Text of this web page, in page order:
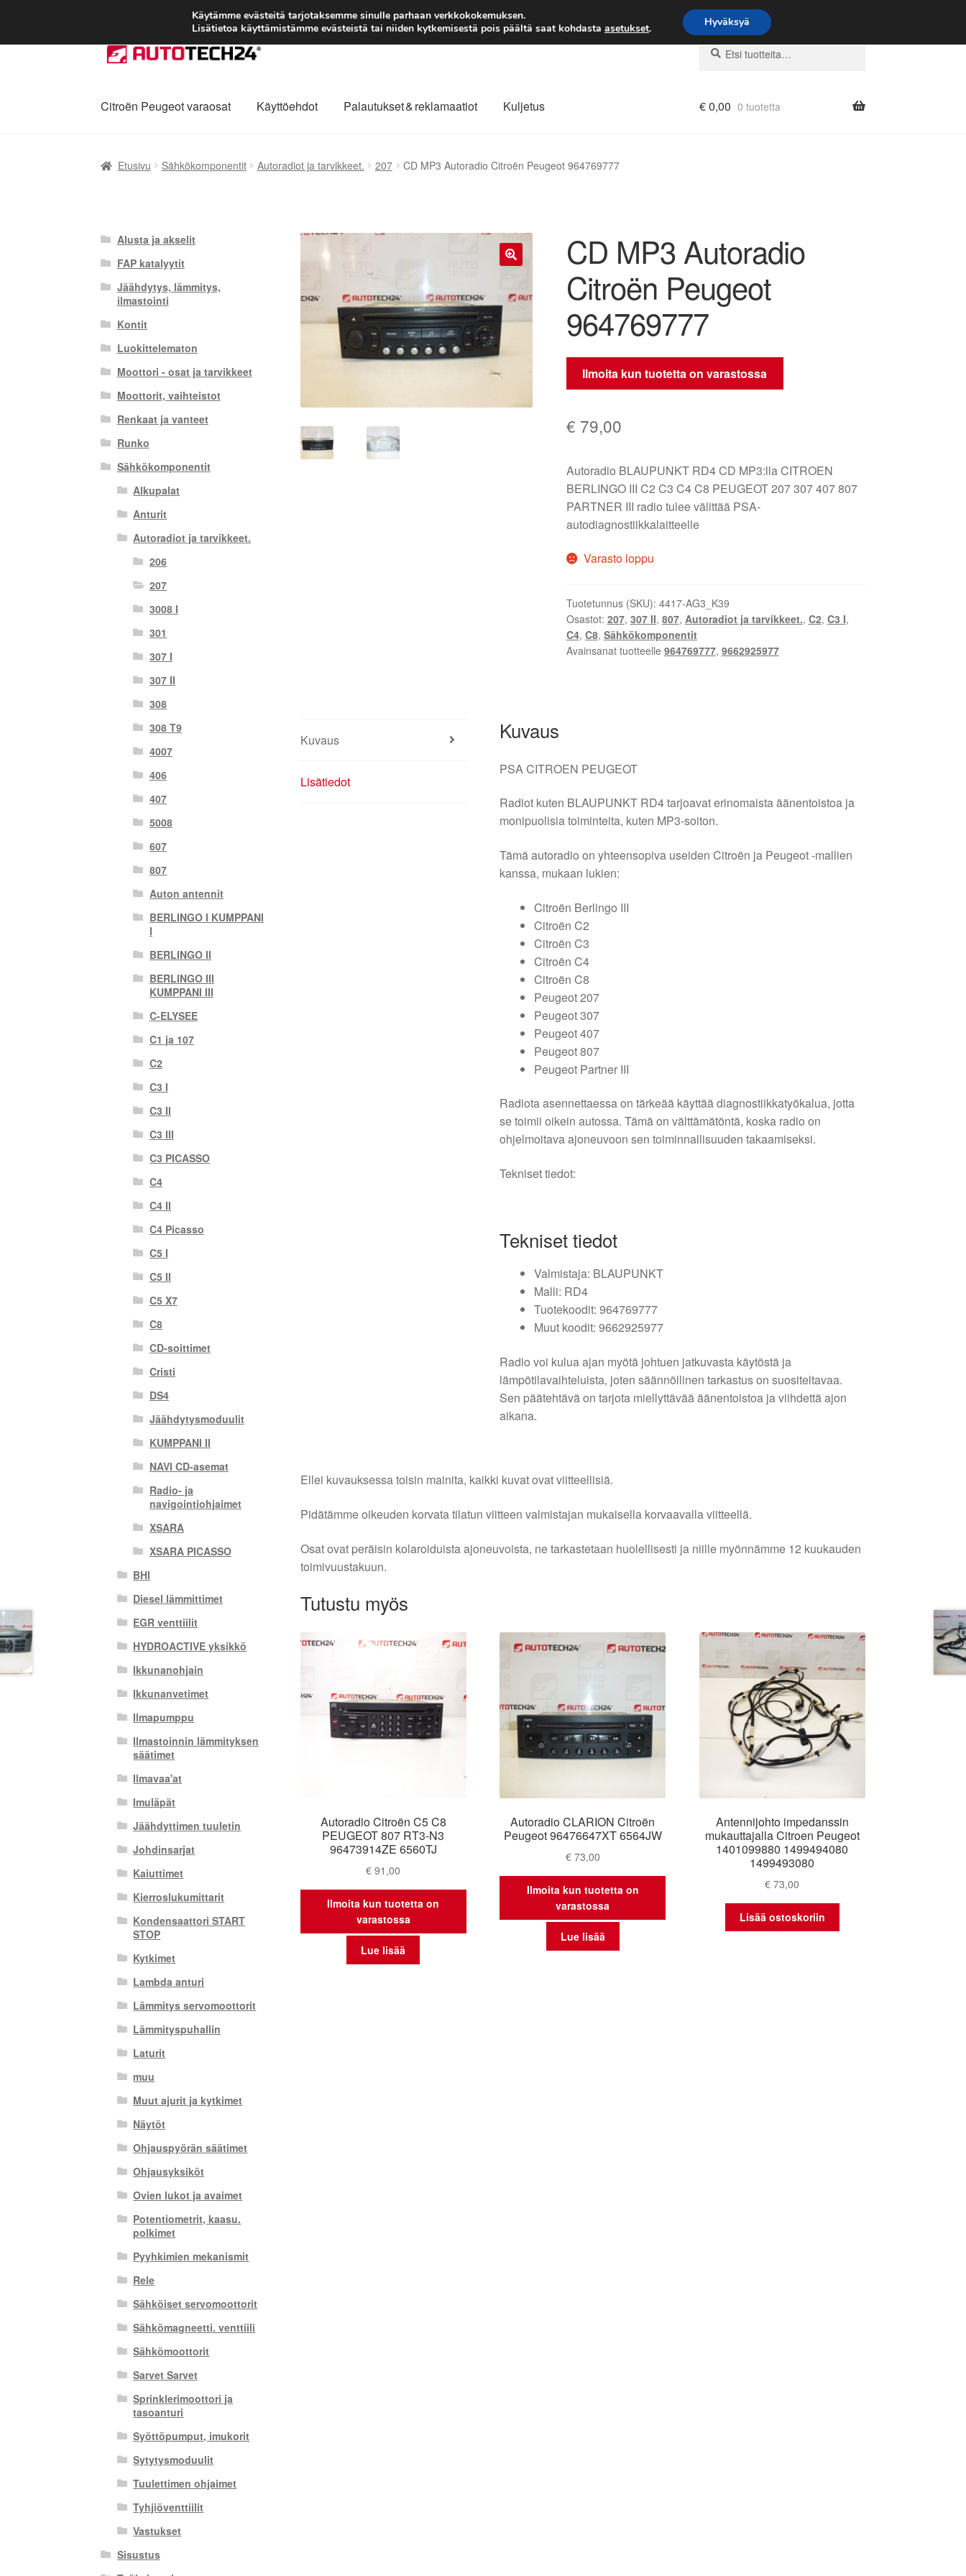
TOIMITUS alkaen 7 EUR
Siirry
navigointiin
Siirry
sisältöön
Etsi:
Haku
Citroën Peugeot varaosat Käyttöehdot Palautukset & reklamaatiot Kuljetus €0,00 0 tuotetta
Etusivu Sähkökomponentit Autoradiot ja tarvikkeet. 207 CD MP3 Autoradio Citroën Peugeot 964769777
CD MP3 Autoradio
Citroën Peugeot
964769777
Ilmoita kun tuotetta on varastossa
€ 79,00
Autoradio BLAUPUNKT RD4 CD MP3:lla CITROEN
BERLINGO III C2 C3 C4 C8 PEUGEOT 207 307 407 807
PARTNER III radio tulee välittää PSA-
autodiagnostiikkalaitteelle
Varasto loppu
Tuotetunnus (SKU): 4417-AG3_K39
Osastot: 207, 307 II, 807, Autoradiot ja tarvikkeet., C2, C3 I,
C4, C8, Sähkökomponentit
Avainsanat tuotteelle 964769777, 9662925977
Kuvaus
Lisätiedot
Kuvaus
PSA CITROEN PEUGEOT
Radiot kuten BLAUPUNKT RD4 tarjoavat erinomaista äänentoistoa ja
monipuolisia toiminteita, kuten MP3-soiton.
Tämä autoradio on yhteensopiva useiden Citroën ja Peugeot -mallien
kanssa, mukaan lukien:
Citroën Berlingo III
Citroën C2
Citroën C3
Citroën C4
Citroën C8
Peugeot 207
Peugeot 307
Peugeot 407
Peugeot 807
Peugeot Partner III
Radiota asennettaessa on tärkeää käyttää diagnostiikkatyökalua, jotta
se toimii oikein autossa. Tämä on välttämätöntä, koska radio on
ohjelmoitava ajoneuvoon sen toiminnallisuuden takaamiseksi.
Tekniset tiedot:
Tekniset tiedot
Valmistaja: BLAUPUNKT
Malli: RD4
Tuotekoodit: 964769777
Muut koodit: 9662925977
Radio voi kulua ajan myötä johtuen jatkuvasta käytöstä ja
lämpötilavaihteluista, joten säännöllinen tarkastus on suositeltavaa.
Sen päätehtävä on tarjota miellyttävää äänentoistoa ja viihdettä ajon
aikana.
Ellei kuvauksessa toisin mainita, kaikki kuvat ovat viitteellisiä.
Pidätämme oikeuden korvata tilatun viitteen valmistajan mukaisella korvaavalla viitteellä.
Osat ovat peräisin kolaroiduista ajoneuvoista, ne tarkastetaan huolellisesti ja niille myönnämme 12 kuukauden
toimivuustakuun.
Tutustu myös
Autoradio Citroën C5 C8
PEUGEOT 807 RT3-N3
96473914ZE 6560TJ
€ 91,00
Ilmoita kun tuotetta on
varastossa
Lue lisää
Autoradio CLARION Citroën
Peugeot 96476647XT 6564JW
€73,00
Ilmoita kun tuotetta on
varastossa
Lue lisää
Antennijohto impedanssin
mukauttajalla Citroen Peugeot
1401099880 1499494080
1499493080
€ 73,00
Lisää ostoskoriin
Alusta ja akselit
FAP katalyytit
Jäähdytys, lämmitys,
ilmastointi
Kontit
Luokittelematon
Moottori - osat ja tarvikkeet
Moottorit, vaihteistot
Renkaat ja vanteet
Runko
Sähkökomponentit
Alkupalat
Anturit
Autoradiot ja tarvikkeet.
206
207
3008 I
301
307 I
307 II
308
308 T9
4007
406
407
5008
607
807
Auton antennit
BERLINGO I KUMPPANI
I
BERLINGO II
BERLINGO III
KUMPPANI III
C-ELYSEE
C1 ja 107
C2
C3 I
C3 II
C3 III
C3 PICASSO
C4
C4 II
C4 Picasso
C5 I
C5 II
C5 X7
C8
CD-soittimet
Cristi
DS4
Jäähdytysmoduulit
KUMPPANI II
NAVI CD-asemat
Radio- ja
navigointiohjaimet
XSARA
XSARA PICASSO
BHI
Diesel lämmittimet
EGR venttiilit
HYDROACTIVE yksikkö
Ikkunanohjain
Ikkunanvetimet
Ilmapumppu
Ilmastoinnin lämmityksen
säätimet
Ilmavaa'at
Imuläpät
Jäähdyttimen tuuletin
Johdinsarjat
Kaiuttimet
Kierroslukumittarit
Kondensaattori START
STOP
Kytkimet
Lambda anturi
Lämmitys servomoottorit
Lämmityspuhallin
Laturit
muu
Muut ajurit ja kytkimet
Näytöt
Ohjauspyörän säätimet
Ohjausyksiköt
Ovien lukot ja avaimet
Potentiometrit, kaasu.
polkimet
Pyyhkimien mekanismit
Rele
Sähköiset servomoottorit
Sähkömagneetti. venttiili
Sähkömoottorit
Sarvet Sarvet
Sprinklerimoottori ja
tasoanturi
Syöttöpumput, imukorit
Sytytysmoduulit
Tuulettimen ohjaimet
Tyhjiöventtiilit
Vastukset
Sisustus
Käytämme evästeitä tarjotaksemme sinulle parhaan verkkokokemuksen.
Lisätietoa käyttämistämme evästeistä tai niiden kytkemisestä pois päältä saat kohdasta asetukset. Hyväksyä